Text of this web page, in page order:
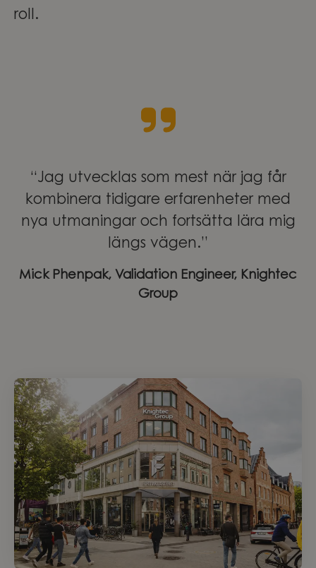
roll.
“Jag utvecklas som mest när jag får
kombinera tidigare erfarenheter med
nya utmaningar och fortsätta lära mig
längs vägen.”
Mick Phenpak, Validation Engineer, Knightec
Group